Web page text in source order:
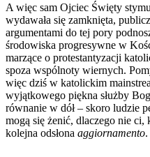
A więc sam Ojciec Święty
wydawała się zamknięta,
argumentami do tej pory
środowiska progresywne w
marzące o protestantyzacji
spoza wspólnoty wiernych.
więc dziś w katolickim
wyjątkowego piękna służby
równanie w dół – skoro ludzie
mogą się żenić, dlaczego nie ci,
kolejna odsłona aggiornamento.